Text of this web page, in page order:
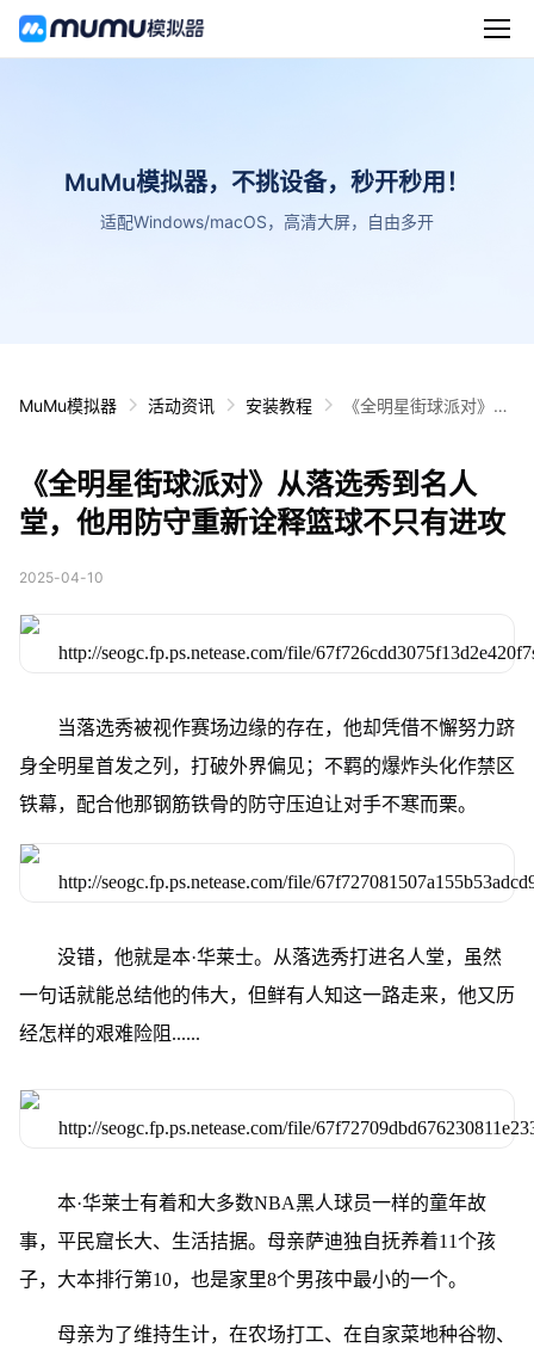
MuMu模拟器，不挑设备，秒开秒用！
适配Windows/macOS，高清大屏，自由多开
MuMu模拟器 活动资讯 安装教程
《全明星街球派对》从
有进攻
《全明星街球派对》从落选秀到名人
堂，他用防守重新诠释篮球不只有进攻
2025-04-10
当落选秀被视作赛场边缘的存在，他却凭借不懈努力跻
身全明星首发之列，打破外界偏见；不羁的爆炸头化作禁区
铁幕，配合他那钢筋铁骨的防守压迫让对手不寒而栗。
没错，他就是本·华莱士。从落选秀打进名人堂，虽然
一句话就能总结他的伟大，但鲜有人知这一路走来，他又历
经怎样的艰难险阻......
本·华莱士有着和大多数NBA黑人球员一样的童年故
事，平民窟长大、生活拮据。母亲萨迪独自抚养着11个孩
子，大本排行第10，也是家里8个男孩中最小的一个。
母亲为了维持生计，在农场打工、在自家菜地种谷物、